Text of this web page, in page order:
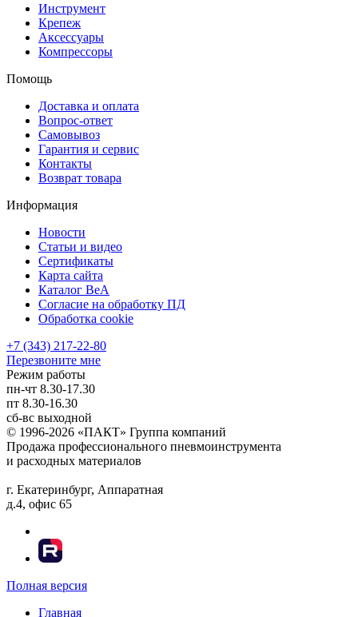
Инструмент
Крепеж
Аксессуары
Компрессоры
Помощь
Доставка и оплата
Вопрос-ответ
Самовывоз
Гарантия и сервис
Контакты
Возврат товара
Информация
Новости
Статьи и видео
Сертификаты
Карта сайта
Каталог BeA
Согласие на обработку ПД
Обработка cookie
+7 (343) 217-22-80
Перезвоните мне
Режим работы
пн-чт 8.30-17.30
пт 8.30-16.30
сб-вс выходной
© 1996-2026 «ПАКТ» Группа компаний
Продажа профессионального пневмоинструмента
и расходных материалов
г. Екатеринбург, Аппаратная
д.4, офис 65
Полная версия
Главная